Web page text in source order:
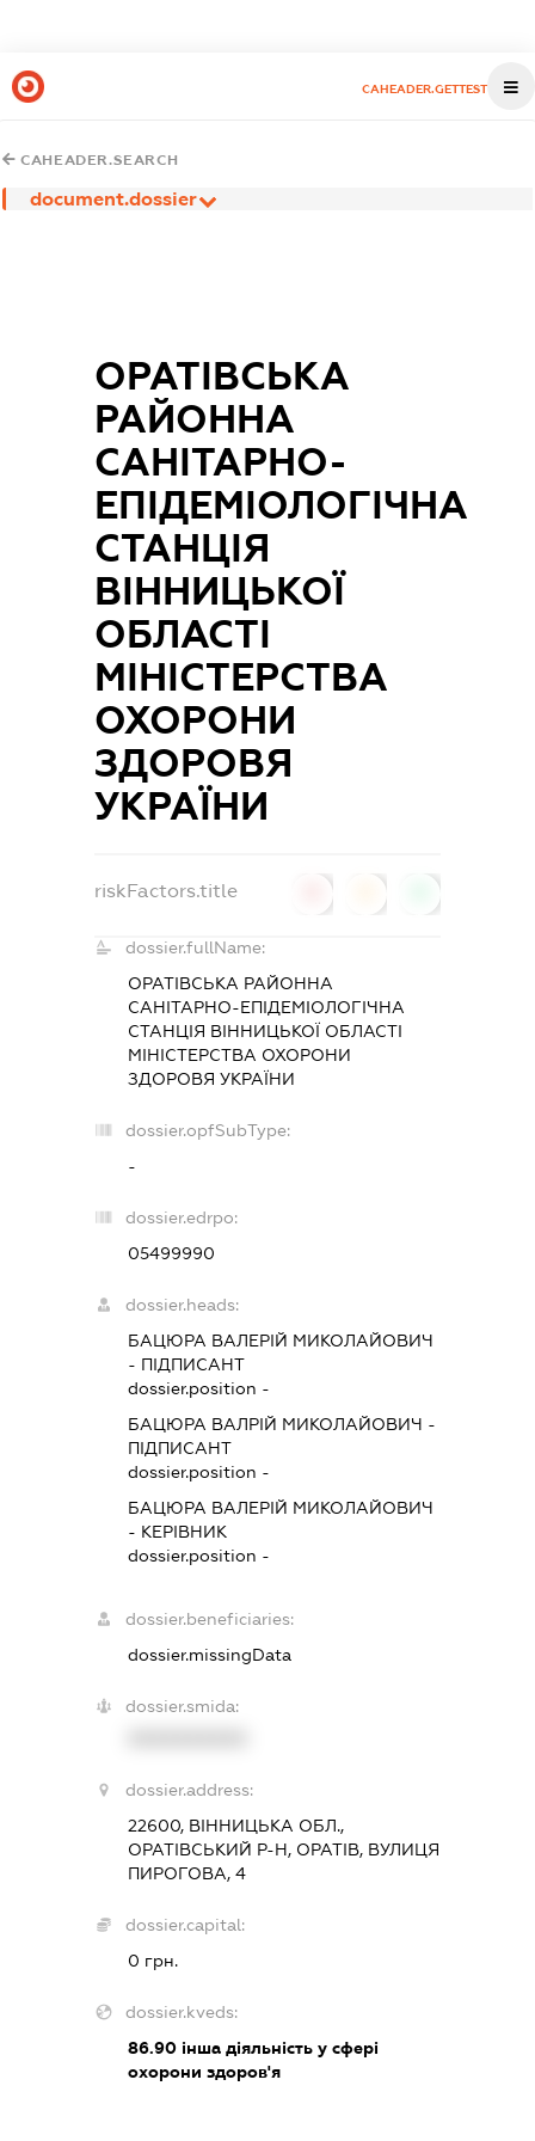
CAHEADER.GETTEST
CAHEADER.SEARCH
document.dossier
ОРАТІВСЬКА
РАЙОННА
САНІТАРНО-
ЕПІДЕМІОЛОГІЧНА
СТАНЦІЯ
ВІННИЦЬКОЇ
ОБЛАСТІ
МІНІСТЕРСТВА
ОХОРОНИ
ЗДОРОВЯ
УКРАЇНИ
riskFactors.title
dossier.fullName:
ОРАТІВСЬКА РАЙОННА
САНІТАРНО-ЕПІДЕМІОЛОГІЧНА
СТАНЦІЯ ВІННИЦЬКОЇ ОБЛАСТІ
МІНІСТЕРСТВА ОХОРОНИ
ЗДОРОВЯ УКРАЇНИ
dossier.opfSubType:
-
dossier.edrpo:
05499990
dossier.heads:
БАЦЮРА ВАЛЕРІЙ МИКОЛАЙОВИЧ
- ПІДПИСАНТ
dossier.position -
БАЦЮРА ВАЛРІЙ МИКОЛАЙОВИЧ -
ПІДПИСАНТ
dossier.position -
БАЦЮРА ВАЛЕРІЙ МИКОЛАЙОВИЧ
- КЕРІВНИК
dossier.position -
dossier.beneficiaries:
dossier.missingData
dossier.smida:
dossier.address:
22600, ВІННИЦЬКА ОБЛ.,
ОРАТІВСЬКИЙ Р-Н, ОРАТІВ, ВУЛИЦЯ
ПИРОГОВА, 4
dossier.capital:
0 грн.
dossier.kveds:
86.90 інша діяльність у сфері
охорони здоров'я